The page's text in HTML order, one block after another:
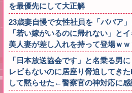
を最優先にして大正解
23歳妻自慢で女性社員を「ババア」
「若い嫁がいるのに帰れない」と
美人妻が差し入れを持って登場ｗｗ
「日本放送協会です」と名乗る男
レビもないのに居座り脅迫してき
して黙らせた←警察官の神対応に